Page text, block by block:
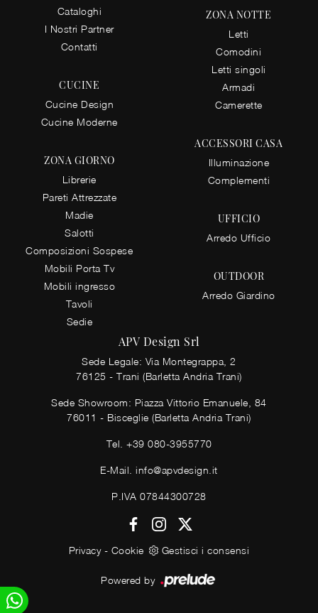
Cataloghi
I Nostri Partner
Contatti
CUCINE
Cucine Design
Cucine Moderne
ZONA GIORNO
Librerie
Pareti Attrezzate
Madie
Salotti
Composizioni Sospese
Mobili Porta Tv
Mobili ingresso
Tavoli
Sedie
ZONA NOTTE
Letti
Comodini
Letti singoli
Armadi
Camerette
ACCESSORI CASA
Illuminazione
Complementi
UFFICIO
Arredo Ufficio
OUTDOOR
Arredo Giardino
APV Design Srl
Sede Legale: Via Montegrappa, 2
76125 - Trani (Barletta Andria Trani)
Sede Showroom: Piazza Vittorio Emanuele, 84
76011 - Bisceglie (Barletta Andria Trani)
Tel. +39 080-3955770
E-Mail.info@apvdesign.it
P.IVA 07844300728
Privacy- Cookie Gestisci i consensi
Powered by